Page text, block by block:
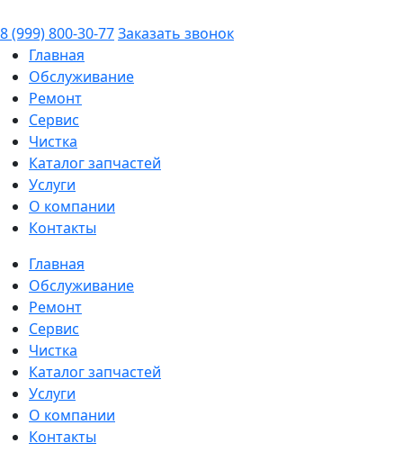
8 (999) 800-30-77Заказать звонок
Главная
Обслуживание
Ремонт
Сервис
Чистка
Каталог запчастей
Услуги
О компании
Контакты
Главная
Обслуживание
Ремонт
Сервис
Чистка
Каталог запчастей
Услуги
О компании
Контакты